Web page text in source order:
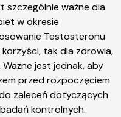
szczególnie ważne dla
w okresie
Testosteronu
tak dla zdrowia,
jest jednak, aby
przed rozpoczęciem
zaleceń dotyczących
kontrolnych.